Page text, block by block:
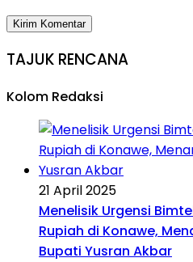
TAJUK RENCANA
Kolom Redaksi
21 April 2025
Menelisik Urgensi
Rupiah di Konawe,
Bupati Yusran Akbar